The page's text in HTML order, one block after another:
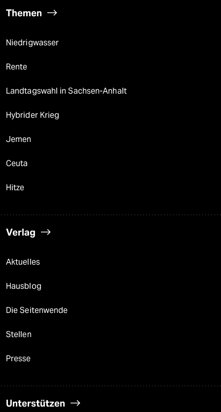
Themen
Niedrigwasser
Rente
Landtagswahl in Sachsen-Anhalt
Hybrider Krieg
Jemen
Ceuta
Hitze
Verlag
Aktuelles
Hausblog
Die Seitenwende
Stellen
Presse
Unterstützen